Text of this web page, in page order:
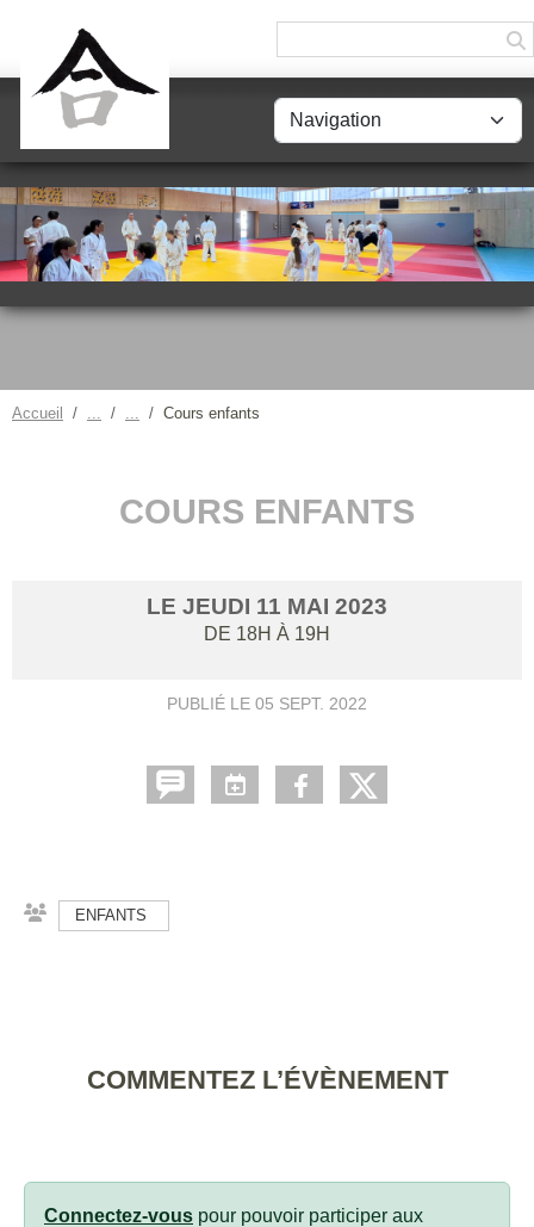
Accueil Cours enfants
COURS ENFANTS
LE JEUDI 11 MAI 2023
DE 18H À 19H
PUBLIÉ LE 05 SEPT. 2022
ENFANTS
COMMENTEZ L’ÉVÈNEMENT
Connectez-vous pour pouvoir participer aux